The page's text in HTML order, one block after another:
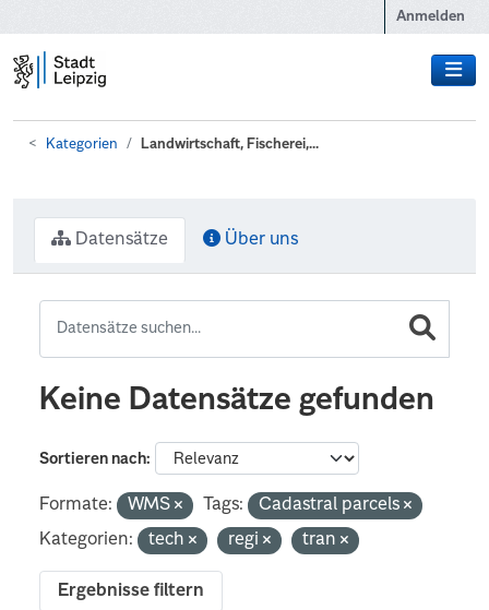
Anmelden
Kategorien Landwirtschaft, Fischerei,...
Datensätze Über uns
Keine Datensätze gefunden
Sortieren nach
Formate: WMS Tags:
Cadastral parcels
Kategorien:
tech regi tran
Ergebnisse filtern